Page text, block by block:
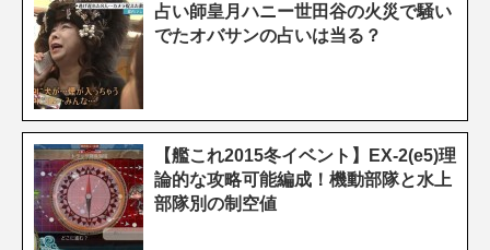
占い師皇月ハニー世田谷の火災で騒い
でたオバサンの占いは当る？
【艦これ2015冬イベント】EX-2(e5)理
論的な攻略可能編成！機動部隊と水上
部隊別の制空値